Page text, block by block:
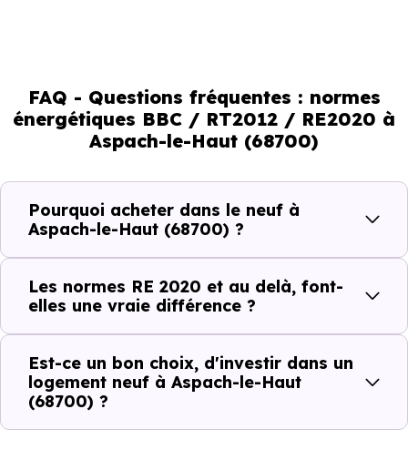
immobilier, en valorisant les biens les plus performants.
En résumé :
Normes énergétiques de
l’immobilier neuf
BBC, RT2012, RE2020
Isolations thermiques
et phoniques
Économies
FAQ - Questions fréquentes : normes
énergétiques BBC / RT2012 / RE2020 à
Aspach-le-Haut (68700)
Pourquoi acheter dans le neuf à
Aspach-le-Haut (68700) ?
Les normes RE 2020 et au delà, font-
elles une vraie différence ?
Est-ce un bon choix, d'investir dans un
logement neuf à Aspach-le-Haut
(68700) ?